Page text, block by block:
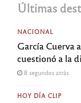
Últimas
NACIONAL
García Cuerva
cuestionó a la
8 segundos atrás
HOY DÍA CLIP